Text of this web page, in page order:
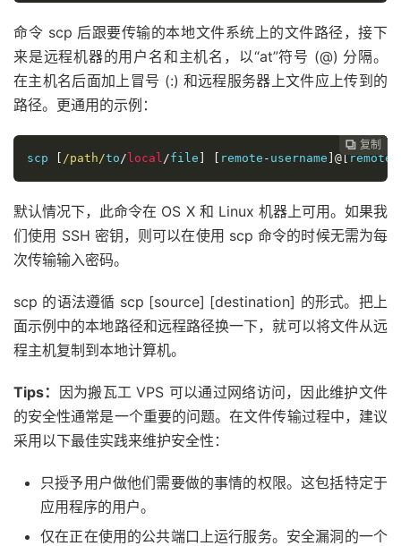
命令 scp 后跟要传输的本地文件系统上的文件路径，接下
来是远程机器的用户名和主机名，以“at”符号 (@) 分隔。
在主机名后面加上冒号 (:) 和远程服务器上文件应上传到的
路径。更通用的示例：
 复制
 复制
 复制
 复制
 复制
 复制
 复制
 复制
 复制
scp
[ /path/to /local /file ] [ remote - username ]@[ remote
默认情况下，此命令在 OS X 和 Linux 机器上可用。如果我
们使用 SSH 密钥，则可以在使用 scp 命令的时候无需为每
次传输输入密码。
scp 的语法遵循 scp [source] [destination] 的形式。把上
面示例中的本地路径和远程路径换一下，就可以将文件从远
程主机复制到本地计算机。
Tips： 因为搬瓦工 VPS 可以通过网络访问，因此维护文件
的安全性通常是一个重要的问题。在文件传输过程中，建议
采用以下最佳实践来维护安全性：
只授予用户做他们需要做的事情的权限。这包括特定于
应用程序的用户。
仅在正在使用的公共端口上运行服务。安全漏洞的一个